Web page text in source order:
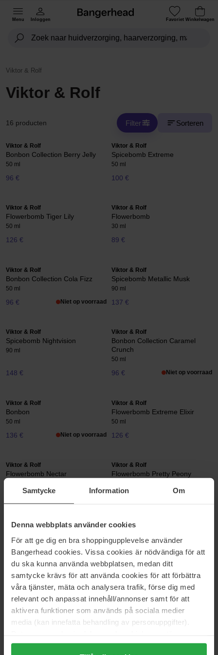
Samtycke Information Om
Denna webbplats använder cookies
För att ge dig en bra shoppingupplevelse använder
Bangerhead cookies. Vissa cookies är nödvändiga för att
du ska kunna använda webbplatsen, medan ditt
samtycke krävs för att använda cookies för att förbättra
våra tjänster, mäta och analysera trafik, förse dig med
relevant och anpassat innehåll/annonser samt för att
aktivera funktioner som används på sociala medier
media (kan innefatta behandling av personuppgifter).
Genom att trycka på "Tillåt alla cookies" accepterar du
Menu Inloggen Favoriet Winkelwagen
Viktor & Rolf
Viktor & Rolf
16 producten Filter Sorteren
Viktor & Rolf
Bonbon Collection Berry Jelly
50 ml
96 €
Viktor & Rolf
Spicebomb Extreme
50 ml
100 €
Viktor & Rolf
Flowerbomb Tiger Lily
50 ml
126 €
Viktor & Rolf
Flowerbomb
30 ml
89 €
Viktor & Rolf
Bonbon Collection Cola Fizz
50 ml
96 € Niet op voorraad
Viktor & Rolf
Spicebomb Metallic Musk
90 ml
137 €
Viktor & Rolf
Spicebomb Nightvision
90 ml
148 €
Viktor & Rolf
Bonbon Collection Caramel
Crunch
50 ml
96 € Niet op voorraad
Viktor & Rolf
Bonbon
50 ml
136 € Niet op voorraad
Viktor & Rolf
Flowerbomb Extreme Elixir
50 ml
126 €
Viktor & Rolf
Flowerbomb Nectar
188 €
Viktor & Rolf
Flowerbomb Pretty Peony
100 ml
185 €
Flowerbomb Ruby Orchid
100 ml
187 €
Spicebomb Black Leather
150 ml
205 €
Viktor & Rolf
Spicebomb
Viktor & Rolf
Spicebomb Night Vision
90 ml